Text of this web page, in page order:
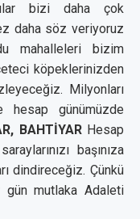
bizi daha çok
daha söz veriyoruz
mahalleleri bizim
köpeklerinizden
Milyonları
hesap günümüzde
BAHTİYARHesap
başınıza
dindireceğiz. Çünkü
mutlaka Adaleti